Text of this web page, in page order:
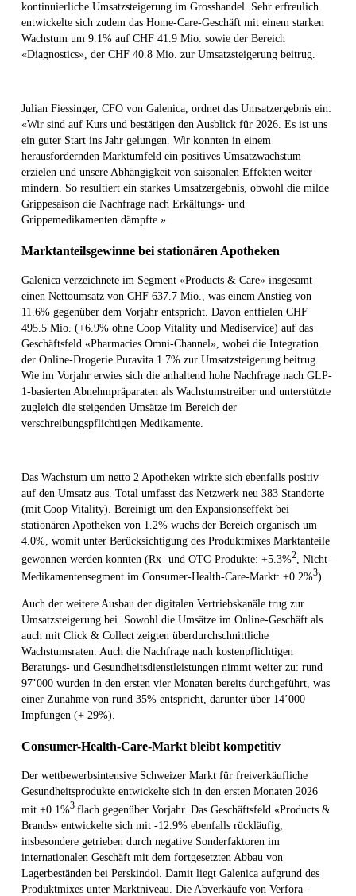
kontinuierliche Umsatzsteigerung im Grosshandel. Sehr erfreulich
entwickelte sich zudem das Home-Care-Geschäft mit einem starken
Wachstum um 9.1% auf CHF 41.9 Mio. sowie der Bereich
«Diagnostics», der CHF 40.8 Mio. zur Umsatzsteigerung beitrug.
Julian Fiessinger, CFO von Galenica, ordnet das Umsatzergebnis ein:
«Wir sind auf Kurs und bestätigen den Ausblick für 2026. Es ist uns
ein guter Start ins Jahr gelungen. Wir konnten in einem
herausfordernden Marktumfeld ein positives Umsatzwachstum
erzielen und unsere Abhängigkeit von saisonalen Effekten weiter
mindern. So resultiert ein starkes Umsatzergebnis, obwohl die milde
Grippesaison die Nachfrage nach Erkältungs- und
Grippemedikamenten dämpfte.»
Marktanteilsgewinne bei stationären Apotheken
Galenica verzeichnete im Segment «Products & Care» insgesamt
einen Nettoumsatz von CHF 637.7 Mio., was einem Anstieg von
11.6% gegenüber dem Vorjahr entspricht. Davon entfielen CHF
495.5 Mio. (+6.9% ohne Coop Vitality und Mediservice) auf das
Geschäftsfeld «Pharmacies Omni-Channel», wobei die Integration
der Online-Drogerie Puravita 1.7% zur Umsatzsteigerung beitrug.
Wie im Vorjahr erwies sich die anhaltend hohe Nachfrage nach GLP-
1-basierten Abnehmpräparaten als Wachstumstreiber und unterstützte
zugleich die steigenden Umsätze im Bereich der
verschreibungspflichtigen Medikamente.
Das Wachstum um netto 2 Apotheken wirkte sich ebenfalls positiv
auf den Umsatz aus. Total umfasst das Netzwerk neu 383 Standorte
(mit Coop Vitality). Bereinigt um den Expansionseffekt bei
stationären Apotheken von 1.2% wuchs der Bereich organisch um
4.0%, womit unter Berücksichtigung des Produktmixes Marktanteile
gewonnen werden konnten (Rx- und OTC-Produkte: +5.3%2 , Nicht-
Medikamentensegment im Consumer-Health-Care-Markt: +0.2%3).
Auch der weitere Ausbau der digitalen Vertriebskanäle trug zur
Umsatzsteigerung bei. Sowohl die Umsätze im Online-Geschäft als
auch mit Click & Collect zeigten überdurchschnittliche
Wachstumsraten. Auch die Nachfrage nach kostenpflichtigen
Beratungs- und Gesundheitsdienstleistungen nimmt weiter zu: rund
97’000 wurden in den ersten vier Monaten bereits durchgeführt, was
einer Zunahme von rund 35% entspricht, darunter über 14’000
Impfungen (+ 29%).
Consumer-Health-Care-Markt bleibt kompetitiv
Der wettbewerbsintensive Schweizer Markt für freiverkäufliche
Gesundheitsprodukte entwickelte sich in den ersten Monaten 2026
mit +0.1%3 flach gegenüber Vorjahr. Das Geschäftsfeld «Products &
Brands» entwickelte sich mit -12.9% ebenfalls rückläufig,
insbesondere getrieben durch negative Sonderfaktoren im
internationalen Geschäft mit dem fortgesetzten Abbau von
Lagerbeständen bei Perskindol. Damit liegt Galenica aufgrund des
Produktmixes unter Marktniveau. Die Abverkäufe von Verfora-